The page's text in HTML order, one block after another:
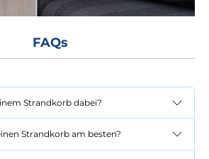
FAQs
Strandkorb dabei?
Strandkorb am besten?